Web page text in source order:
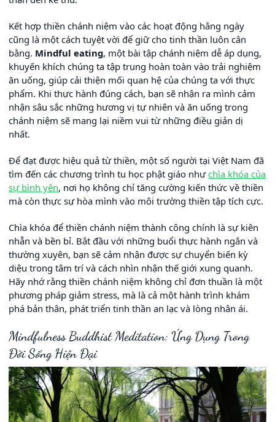
Kết hợp thiền chánh niệm vào các hoạt động hằng ngày
cũng là một cách tuyệt vời để giữ cho tinh thần luôn cân
bằng. Mindful eating, một bài tập chánh niệm dễ áp dụng,
khuyến khích chúng ta tập trung hoàn toàn vào trải nghiệm
ăn uống, giúp cải thiện mối quan hệ của chúng ta với thực
phẩm. Khi thực hành đúng cách, bạn sẽ nhận ra mình cảm
nhận sâu sắc những hương vị tự nhiên và ăn uống trong
chánh niệm sẽ mang lại niềm vui từ những điều giản dị
nhất.
Để đạt được hiệu quả từ thiền, một số người tại Việt Nam đã
tìm đến các chương trình tu học phật giáo nhưchìa khóa của
sự bình yên, nơi họ không chỉ tăng cường kiến thức về thiền
mà còn thực sự hòa mình vào môi trường thiền tập tích cực.
Chìa khóa để thiền chánh niệm thành công chính là sự kiên
nhẫn và bền bỉ. Bắt đầu với những buổi thực hành ngắn và
thường xuyên, bạn sẽ cảm nhận được sự chuyển biến kỳ
diệu trong tâm trí và cách nhìn nhận thế giới xung quanh.
Hãy nhớ rằng thiền chánh niệm không chỉ đơn thuần là một
phương pháp giảm stress, mà là cả một hành trình khám
phá bản thân, phát triển tinh thần an lạc và lòng nhân ái.
Mindfulness Buddhist Meditation: Ứng Dụng Trong
Đời Sống Hiện Đại